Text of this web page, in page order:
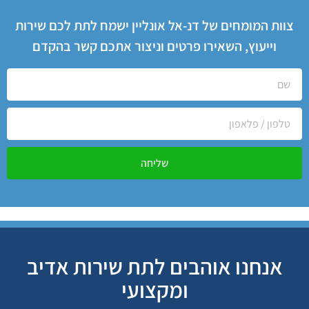
צוות המומחים של דנ-אל אונליין ישמח לתת לכם שירות
וייעוץ, השאירו פרטים וניצור אתכם קשר בהקדם
שליחה
אנחנו אוהבים לתת שירות אדיב
ומקצועי